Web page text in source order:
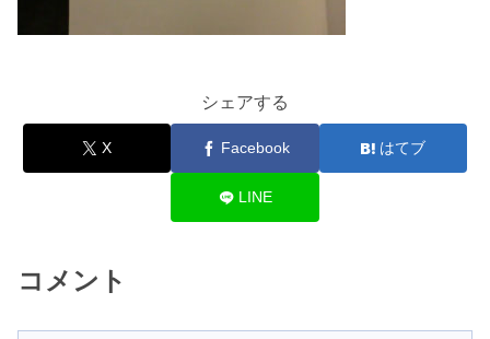
シェアする
X Facebook はてブ
LINE
コメント